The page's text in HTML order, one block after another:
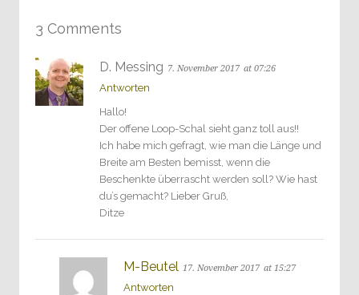
3 Comments
D. Messing 7. November 2017 at 07:26
Antworten
Hallo!
Der offene Loop-Schal sieht ganz toll aus!!
Ich habe mich gefragt, wie man die Länge und
Breite am Besten bemisst, wenn die
Beschenkte überrascht werden soll? Wie hast
du’s gemacht? Lieber Gruß,
Ditze
M-Beutel 17. November 2017 at 15:27
Antworten